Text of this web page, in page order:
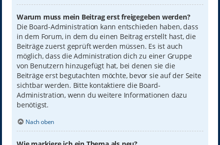
Warum muss mein Beitrag erst freigegeben werden?
Die Board-Administration kann entschieden haben, dass
in dem Forum, in dem du einen Beitrag erstellt hast, die
Beiträge zuerst geprüft werden müssen. Es ist auch
möglich, dass die Administration dich zu einer Gruppe
von Benutzern hinzugefügt hat, bei denen sie die
Beiträge erst begutachten möchte, bevor sie auf der Seite
sichtbar werden. Bitte kontaktiere die Board-
Administration, wenn du weitere Informationen dazu
benötigst.
Nach oben